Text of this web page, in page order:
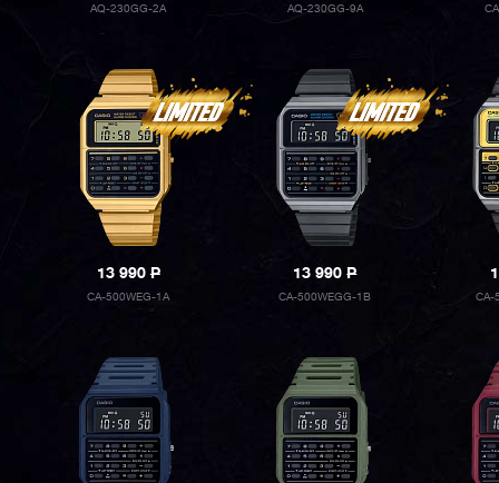
AQ-230GG-2A AQ-230GG-9A
13 990P
CA-500WEG-1A
13 990P
CA-500WEGG-1B CA-